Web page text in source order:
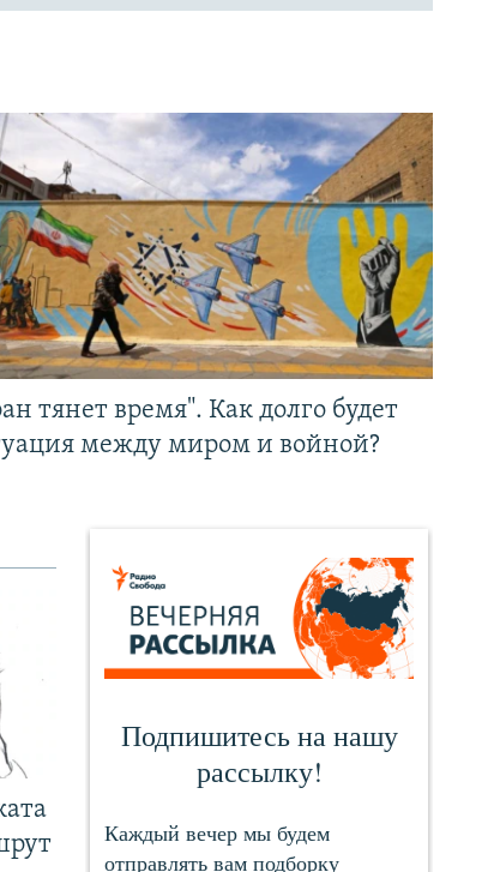
тянет время". Как долго будет
между миром и войной?